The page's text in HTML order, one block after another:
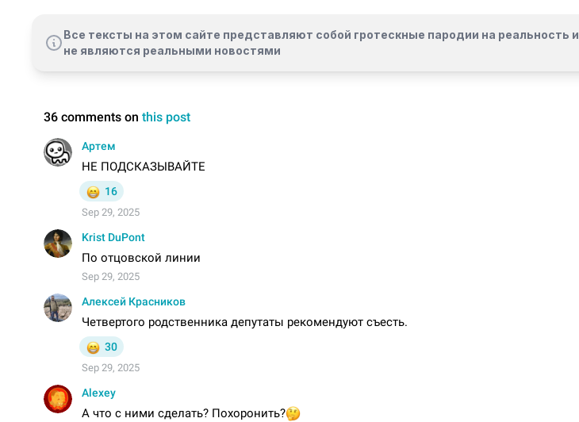
Все тексты на этом сайте представляют собой гротескные пародии на реальность и
не являются реальными новостями